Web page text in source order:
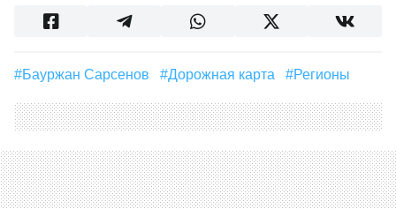
#Бауржан Сарсенов #дорожная карта #регионы